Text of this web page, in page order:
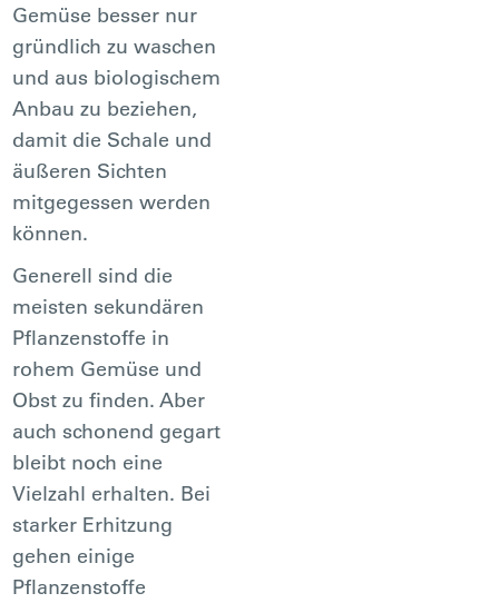
Gemüse besser nur
gründlich zu waschen
und aus biologischem
Anbau zu beziehen,
damit die Schale und
äußeren Sichten
mitgegessen werden
können.
Generell sind die
meisten sekundären
Pflanzenstoffe in
rohem Gemüse und
Obst zu finden. Aber
auch schonend gegart
bleibt noch eine
Vielzahl erhalten. Bei
starker Erhitzung
gehen einige
Pflanzenstoffe